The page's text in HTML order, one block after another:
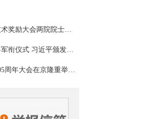
习近平出席国家科学技术奖励大会两院院士大会中国科协第十一次全国代表大会并发表重要讲话
中央军委举行晋升上将军衔仪式 习近平颁发命令状并向晋衔的军官表示祝贺
庆祝中国共产党成立105周年大会在京隆重举行 习近平发表重要讲话